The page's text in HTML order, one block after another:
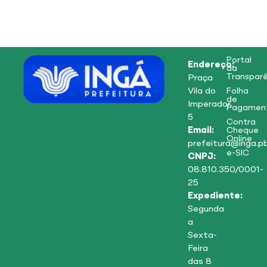
Endereço:
Praça
Vila do
Imperador,
5
Email:
CNPJ:
08.810.350/0001-
25
Expediente:
Segunda
a
Sexta-
Feira
das 8
Portal
da
Folha
de
Contra
Cheque
Online
e-SIC